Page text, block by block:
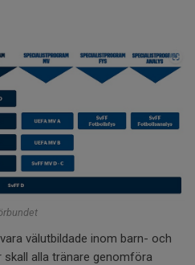
välutbildade inom barn- och
alla tränare genomföra